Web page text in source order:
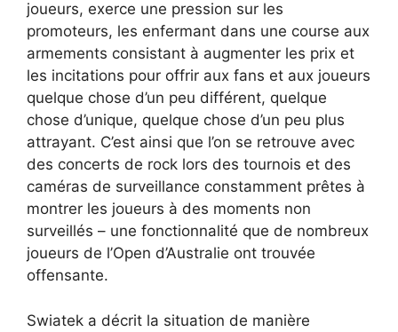
joueurs, exerce une pression sur les
promoteurs, les enfermant dans une course aux
armements consistant à augmenter les prix et
les incitations pour offrir aux fans et aux joueurs
quelque chose d’un peu différent, quelque
chose d’unique, quelque chose d’un peu plus
attrayant. C’est ainsi que l’on se retrouve avec
des concerts de rock lors des tournois et des
caméras de surveillance constamment prêtes à
montrer les joueurs à des moments non
surveillés – une fonctionnalité que de nombreux
joueurs de l’Open d’Australie ont trouvée
offensante.
Swiatek a décrit la situation de manière